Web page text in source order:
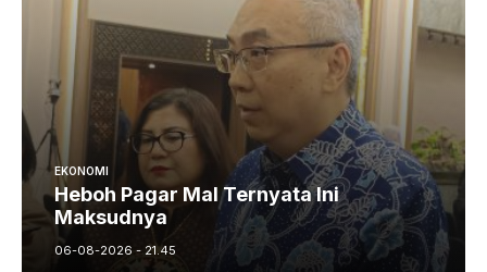
EKONOMI
Heboh Pagar Mal Ternyata Ini
Maksudnya
06-08-2026 - 21.45